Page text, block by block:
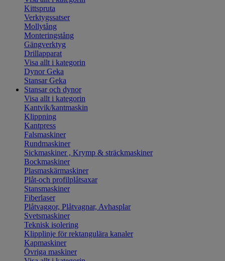
Kittspruta
Verktygssatser
Mollytång
Monteringstång
Gängverktyg
Drillapparat
Visa allt i kategorin
Dynor Geka
Stansar Geka
Stansar och dynor
Visa allt i kategorin
Kantvik/kantmaskin
Klippning
Kantpress
Falsmaskiner
Rundmaskiner
Sickmaskiner , Krymp & sträckmaskiner
Bockmaskiner
Plasmaskärmaskiner
Plåt-och profilplåtsaxar
Stansmaskiner
Fiberlaser
Plåtvaggor, Plåtvagnar, Avhasplar
Svetsmaskiner
Teknisk isolering
Klipplinje för rektangulära kanaler
Kapmaskiner
Övriga maskiner